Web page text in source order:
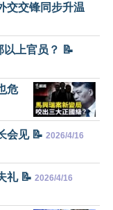
交交锋同步升温
以上官员？ 📝
危
会见 📝 2026/4/16
礼 📝 2026/4/16